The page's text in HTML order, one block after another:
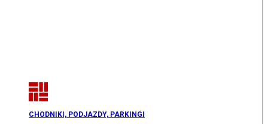
CHODNIKI, PODJAZDY, PARKINGI